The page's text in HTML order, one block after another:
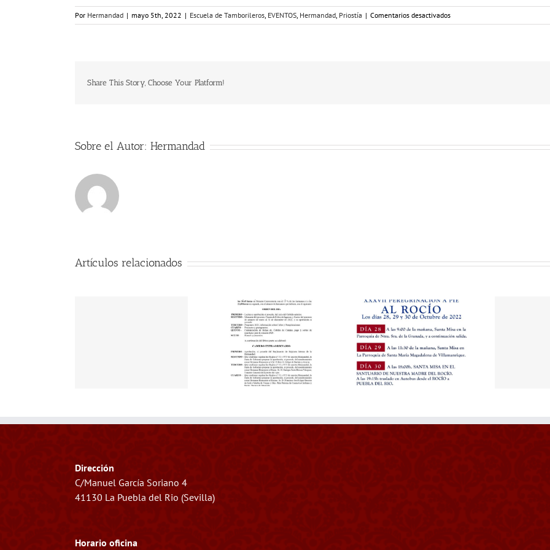
Por Hermandad | mayo 5th, 2022 | Escuela de Tamborileros, EVENTOS, Hermandad, Priostía | Comentarios desactivadosen
EL
Share This Story, Choose Your Platform!
Sobre el Autor: Hermandad
Artículos relacionados
PEREGRINACION
ANUAL
REGLAMENTO DE
Dirección
C/Manuel García Soriano 4
41130 La Puebla del Rio (Sevilla)
Horario oficina